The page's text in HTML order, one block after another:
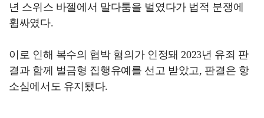
년 스위스 바젤에서 말다툼을 벌였다가 법적 분쟁에
휩싸였다.
이로 인해 복수의 협박 혐의가 인정돼 2023년 유죄 판
결과 함께 벌금형 집행유예를 선고 받았고, 판결은 항
소심에서도 유지됐다.